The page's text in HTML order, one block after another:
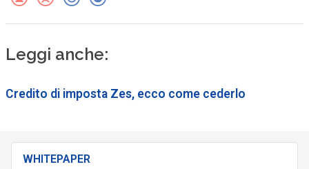
Leggi anche:
Credito di imposta Zes, ecco come cederlo
WHITEPAPER